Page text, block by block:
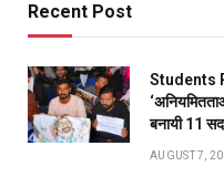
Recent Post
Students
बनायी 11
AUGUST 7,